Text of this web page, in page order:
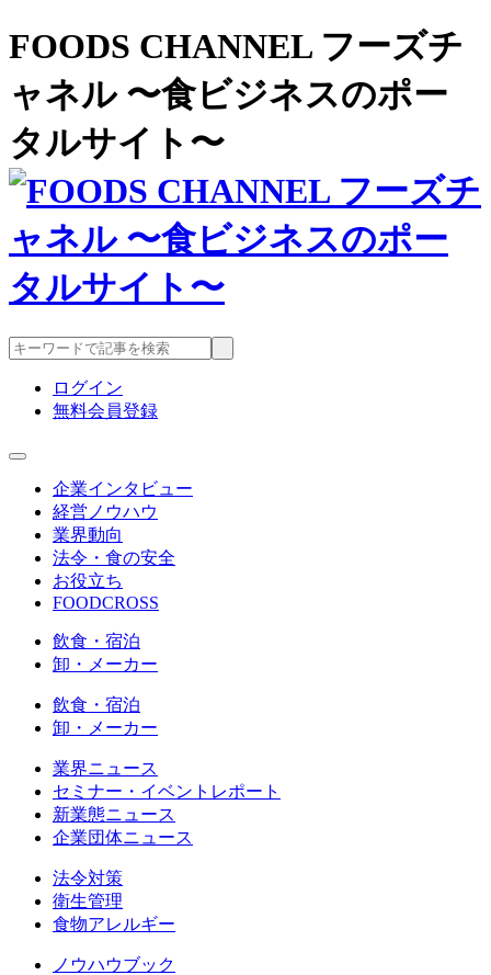
FOODS CHANNEL フーズチ
ャネル 〜食ビジネスのポー
タルサイト〜
ログイン
無料会員登録
企業インタビュー
経営ノウハウ
業界動向
法令・食の安全
お役立ち
FOODCROSS
飲食・宿泊
卸・メーカー
飲食・宿泊
卸・メーカー
業界ニュース
セミナー・イベントレポート
新業態ニュース
企業団体ニュース
法令対策
衛生管理
食物アレルギー
ノウハウブック